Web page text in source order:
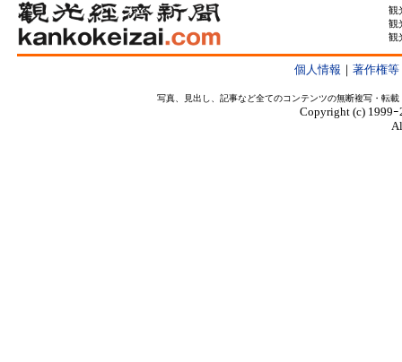
観
観
観
個人情報 ｜ 著作権等
写真、見出し、記事など全てのコンテンツの無断複写・転
Copyright (c) 1999